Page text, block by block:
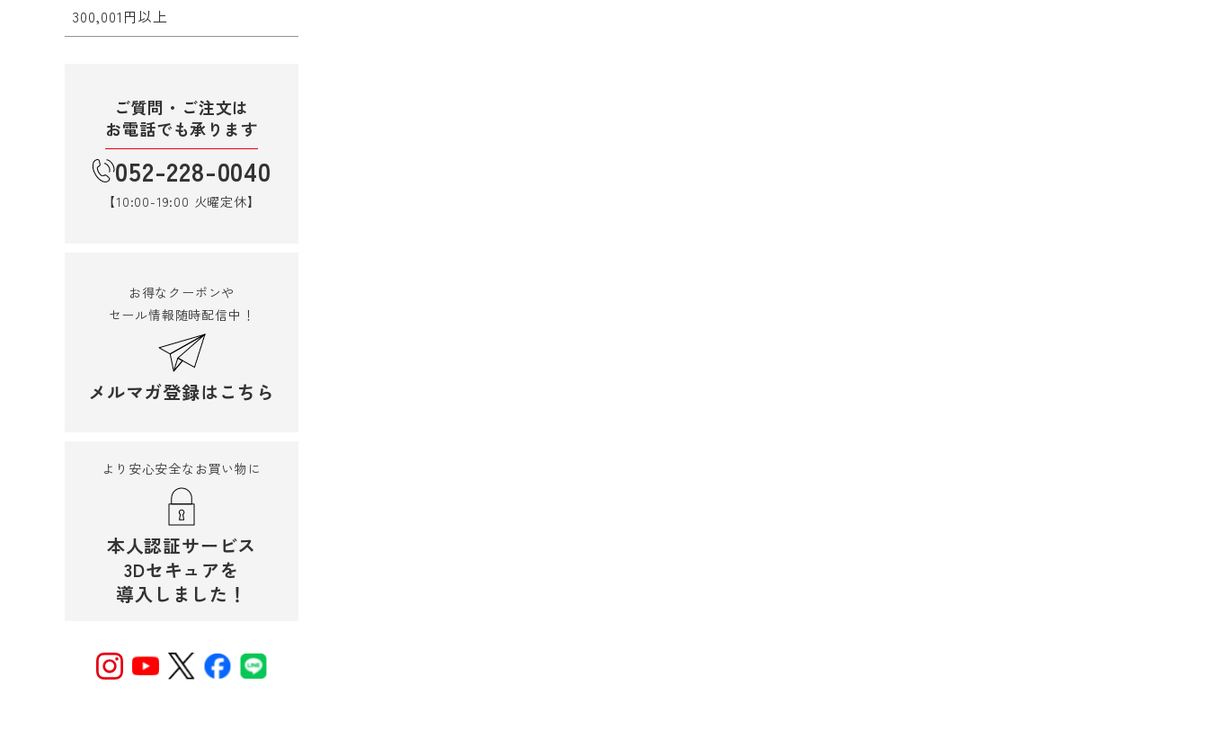
300,001円以上
ご質問・ご注文は
お電話でも承ります
052-228-0040
【10:00-19:00 火曜定休】
お得なクーポンや
セール情報随時配信中！
メルマガ登録はこちら
より安心安全なお買い物に
本人認証サービス
3Dセキュアを
導入しました！